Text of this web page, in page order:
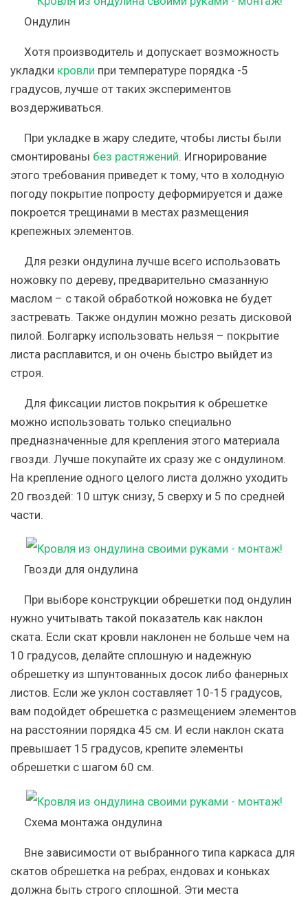
Ондулин
Хотя производитель и допускает возможность
укладки кровли при температуре порядка -5
градусов, лучше от таких экспериментов
воздерживаться.
При укладке в жару следите, чтобы листы были
смонтированы без растяжений. Игнорирование
этого требования приведет к тому, что в холодную
погоду покрытие попросту деформируется и даже
покроется трещинами в местах размещения
крепежных элементов.
Для резки ондулина лучше всего использовать
ножовку по дереву, предварительно смазанную
маслом – с такой обработкой ножовка не будет
застревать. Также ондулин можно резать дисковой
пилой. Болгарку использовать нельзя – покрытие
листа расплавится, и он очень быстро выйдет из
строя.
Для фиксации листов покрытия к обрешетке
можно использовать только специально
предназначенные для крепления этого материала
гвозди. Лучше покупайте их сразу же с ондулином.
На крепление одного целого листа должно уходить
20 гвоздей: 10 штук снизу, 5 сверху и 5 по средней
части.
Гвозди для ондулина
При выборе конструкции обрешетки под ондулин
нужно учитывать такой показатель как наклон
ската. Если скат кровли наклонен не больше чем на
10 градусов, делайте сплошную и надежную
обрешетку из шпунтованных досок либо фанерных
листов. Если же уклон составляет 10-15 градусов,
вам подойдет обрешетка с размещением элементов
на расстоянии порядка 45 см. И если наклон ската
превышает 15 градусов, крепите элементы
обрешетки с шагом 60 см.
Схема монтажа ондулина
Вне зависимости от выбранного типа каркаса для
скатов обрешетка на ребрах, ендовах и коньках
должна быть строго сплошной. Эти места